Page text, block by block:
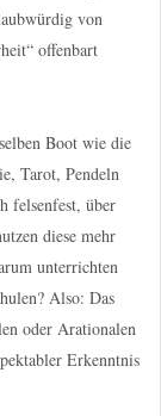
von
offenbart
Boot wie die
Tarot, Pendeln
felsenfest, über
diese mehr
unterrichten
Also: Das
oder Arationalen
Erkenntnis